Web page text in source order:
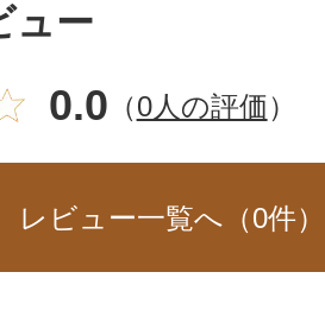
ュー
0.0 （0人の評価）
レビュー一覧へ（0件）